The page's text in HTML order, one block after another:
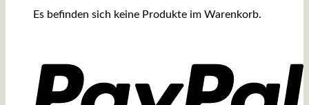
Es befinden sich keine Produkte im Warenkorb.